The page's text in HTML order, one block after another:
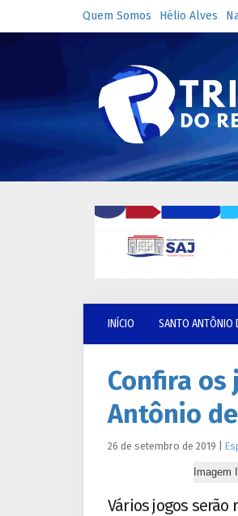
Quem Somos Hélio Alves
INÍCIO SANTO ANTÔNIO
Confira os
Antônio
26 de setembro de 2019
Imagem
Vários jogos serão